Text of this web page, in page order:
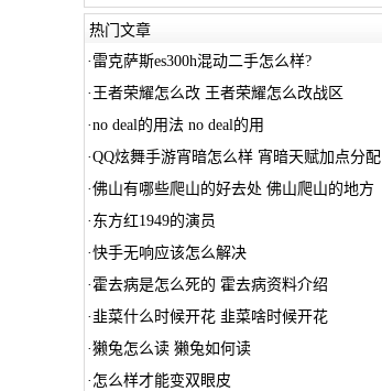
热门文章
· 雷克萨斯es300h混动二手怎么样?
· 王者荣耀怎么改 王者荣耀怎么改战区
·no deal的用法 no deal的用
·QQ炫舞手游宵暗怎么样 宵暗天赋加点分配
·佛山有哪些爬山的好去处 佛山爬山的地方
· 东方红1949的演员
·快手无响应该怎么解决
· 霍去病是怎么死的 霍去病资料介绍
· 韭菜什么时候开花 韭菜啥时候开花
·獭兔怎么读 獭兔如何读
· 怎么样才能变双眼皮